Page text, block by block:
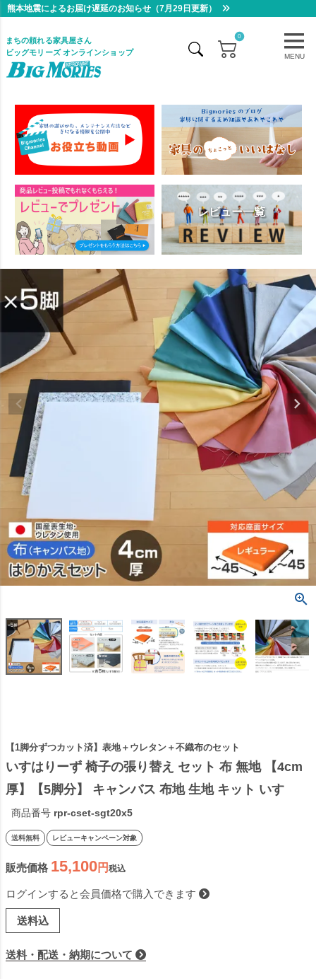
熊本地震によるお届け遅延のお知らせ（7月29日更新）
MENU
まちの頼れる家具屋さん
ビッグモリーズ オンラインショップ
0
レビュー一覧
【1脚分ずつカット済】表地＋ウレタン＋不織布のセット
いすはりーず 椅子の張り替え セット 布 無地 【4cm
厚】【5脚分】 キャンバス 布地 生地 キット いす
DIY イス 座面 張り替え 日本製 国産 修理 椅子 張替
え はりかえ 貼り替え
商品番号 rpr-cset-sgt20x5
送料無料 レビューキャンペーン対象
販売価格 15,100 税込
ログインすると会員価格で購入できます
送料込
送料・配送・納期について